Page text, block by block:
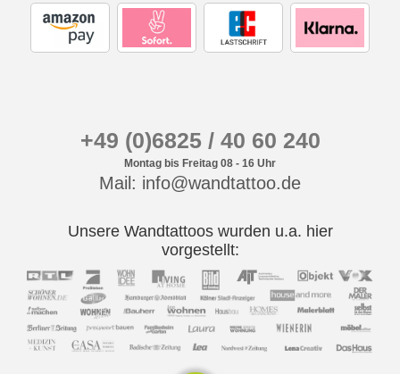
+49 (0)6825 / 40 60 240
Montag bis Freitag 08 - 16 Uhr
Mail: info@wandtattoo.de
Unsere Wandtattoos wurden u.a. hier
vorgestellt: